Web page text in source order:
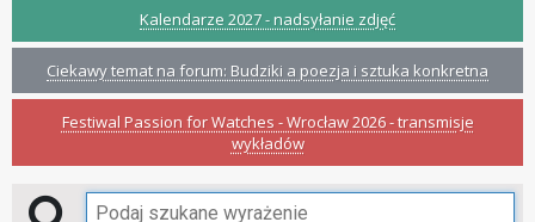
Kalendarze 2027 - nadsyłanie zdjęć
Ciekawy temat na forum: Budziki a poezja i sztuka konkretna
Festiwal Passion for Watches - Wrocław 2026 - transmisje
wykładów